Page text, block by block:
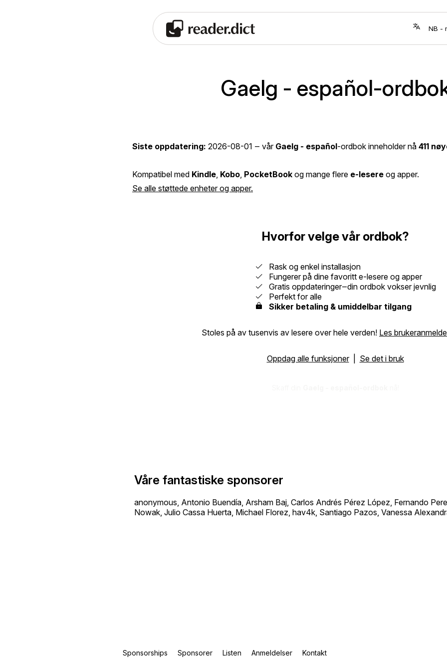
Gaelg - español-
Siste oppdatering: 2026-08-01 ‒ vår Gaelg - español-ordbok inneholder nå 411
Kompatibel med Kindle Kobo PocketBook og mange flere e-lesere og apper.
Se alle støttede enheter og apper.
Hvorfor velge vår ordbok?
Rask og enkel installasjon
Fungerer på dine favoritt e-lesere og apper
Gratis oppdateringer‒din ordbok vokser jevnlig
Perfekt for alle
Sikker betaling & umiddelbar tilgang
Stoles på av tusenvis av lesere over hele verden! Les
Oppdag alle funksjoner| Se det i bruk
Våre fantastiske sponsorer
anonymous, Antonio Buendía, Arsham Baj, Carlos Andrés Pérez López, Fernando
Nowak, Julio Cassa Huerta, Michael Florez, hav4k, Santiago Pazos, Vanessa
Sponsorships Sponsorer Listen Anmeldelser Kontakt